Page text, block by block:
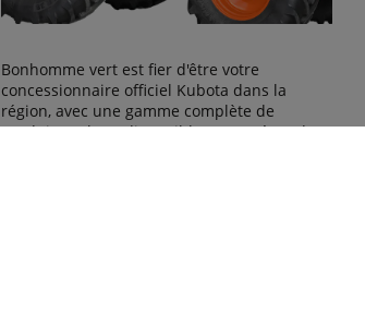
Bonhomme vert est fier d'être votre
concessionnaire officiel Kubota dans la
région, avec une gamme complète de
produits Kubota disponibles pour répondre